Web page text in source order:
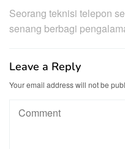
Seorang teknisi telepon
senang berbagi
Leave a Reply
Your email address will not be